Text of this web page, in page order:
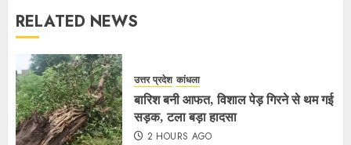
RELATED NEWS
उत्तर प्रदेश कांधला
बारिश बनी आफत, विशाल पेड़ गिरने से थम गई
सड़क, टला बड़ा हादसा
2 HOURS AGO